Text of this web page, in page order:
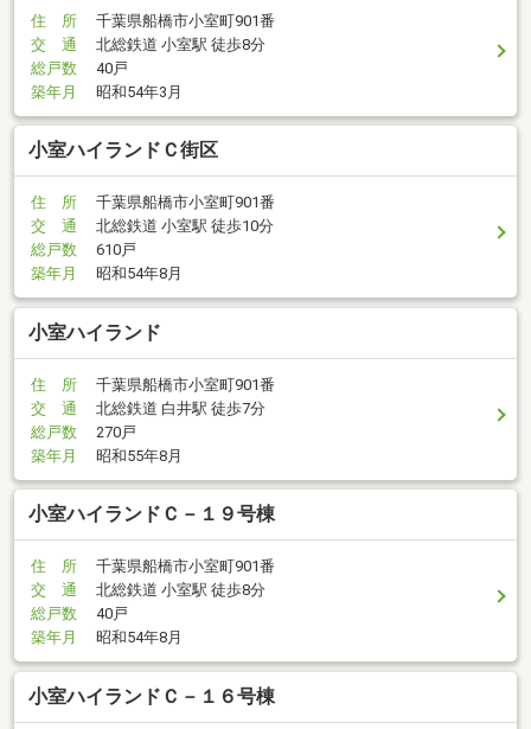
住 所
千葉県船橋市小室町901番
交 通
北総鉄道 小室駅 徒歩8分
総戸数
40戸
築年月
昭和54年3月
小室ハイランドＣ街区
住 所
千葉県船橋市小室町901番
交 通
北総鉄道 小室駅 徒歩10分
総戸数
610戸
築年月
昭和54年8月
小室ハイランド
住 所
千葉県船橋市小室町901番
交 通
北総鉄道 白井駅 徒歩7分
総戸数
270戸
築年月
昭和55年8月
小室ハイランドＣ－１９号棟
住 所
千葉県船橋市小室町901番
交 通
北総鉄道 小室駅 徒歩8分
総戸数
40戸
築年月
昭和54年8月
小室ハイランドＣ－１６号棟